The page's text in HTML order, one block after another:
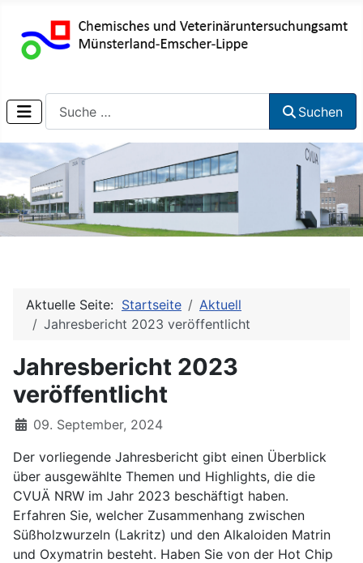
Suchen
Aktuelle Seite: Startseite
Aktuell
Jahresbericht 2023 veröffentlicht
Jahresbericht 2023
veröffentlicht
09. September, 2024
Der vorliegende Jahresbericht gibt einen Überblick
über ausgewählte Themen und Highlights, die die
CVUÄ NRW im Jahr 2023 beschäftigt haben.
Erfahren Sie, welcher Zusammenhang zwischen
Süßholzwurzeln (Lakritz) und den Alkaloiden Matrin
und Oxymatrin besteht. Haben Sie von der Hot Chip